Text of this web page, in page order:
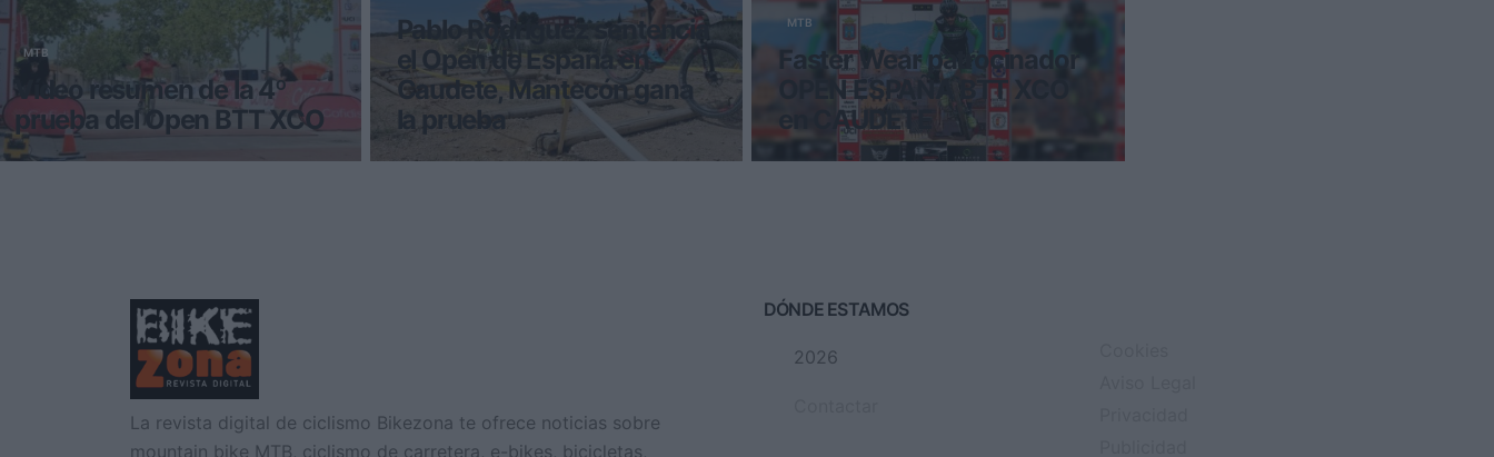
MTB
Vídeo resumen de la 4º
prueba del Open BTT XCO
La localidad albaceteña de Caudete ha
Pablo Rodríguez sentencia
el Open de España en
Caudete, Mantecón gana
la prueba
Por tercer año consecutivo, el biker
MTB
Faster Wear patrocinador
OPEN ESPAÑA BTT XCO
en CAUDETE
Después de varios años, Caudete
La revista digital de ciclismo Bikezona te ofrece noticias sobre
mountain bike MTB, ciclismo de carretera, e-bikes, bicicletas,
DÓNDE ESTAMOS
2026